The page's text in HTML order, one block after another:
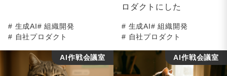
生成AI
組織開発
自社プロダクト
ロダクトにした
生成AI
組織開発
自社プロダクト
AI作戦会議室 AI作戦会議室